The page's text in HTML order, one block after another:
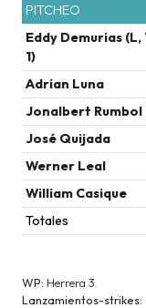
PITCHEO
Eddy Demurias (L,
1)
Adrian Luna
Jonalbert Rumbol
José Quijada
Werner Leal
William Casique
Totales
WP: Herrera 3.
Lanzamientos-strikes: